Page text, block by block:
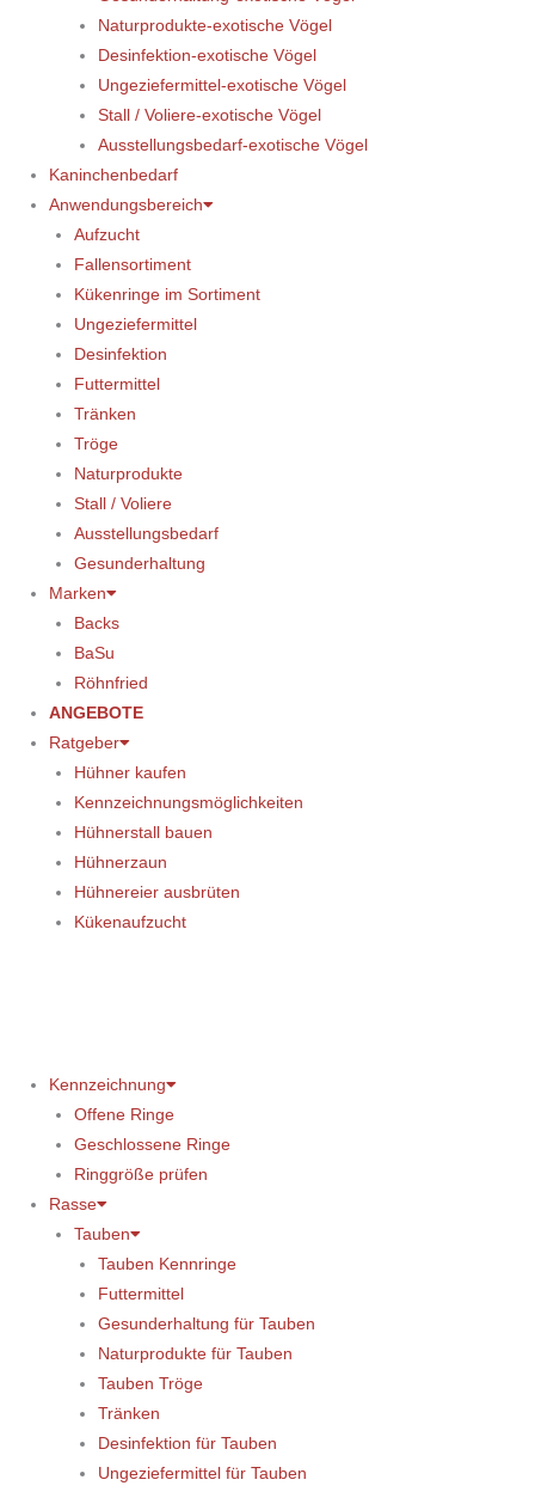
Naturprodukte-exotische Vögel
Desinfektion-exotische Vögel
Ungeziefermittel-exotische Vögel
Stall / Voliere-exotische Vögel
Ausstellungsbedarf-exotische Vögel
Kaninchenbedarf
Anwendungsbereich
Aufzucht
Fallensortiment
Kükenringe im Sortiment
Ungeziefermittel
Desinfektion
Futtermittel
Tränken
Tröge
Naturprodukte
Stall / Voliere
Ausstellungsbedarf
Gesunderhaltung
Marken
Backs
BaSu
Röhnfried
ANGEBOTE
Ratgeber
Hühner kaufen
Kennzeichnungsmöglichkeiten
Hühnerstall bauen
Hühnerzaun
Hühnereier ausbrüten
Kükenaufzucht
Kennzeichnung
Offene Ringe
Geschlossene Ringe
Ringgröße prüfen
Rasse
Tauben
Tauben Kennringe
Futtermittel
Gesunderhaltung für Tauben
Naturprodukte für Tauben
Tauben Tröge
Tränken
Desinfektion für Tauben
Ungeziefermittel für Tauben